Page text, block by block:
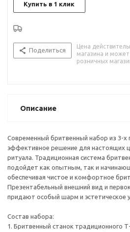
Купить в 1 клик
Поделиться
Цена
магазина и
розничных
Описание
Современный бритвенный набор из 3-х
эффективное решение для настоящих
ритуала. Традиционная система
подойдет как опытным, так и
обеспечивая чистое и комфортное
Презентабельный внешний вид и
придают особый шарм и эстетическое
Состав набора:
1. Бритвенный станок традиционного